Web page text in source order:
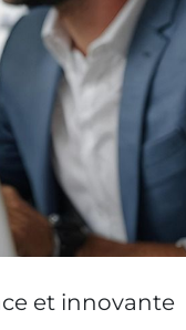
et innovante